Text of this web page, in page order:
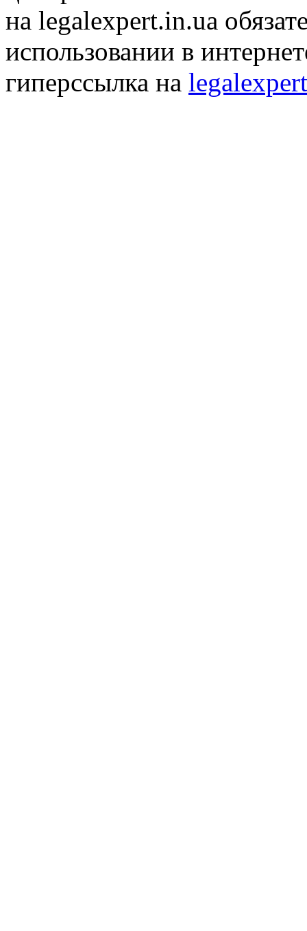
на legalexpert.in.ua
использовании в
гиперссылка на